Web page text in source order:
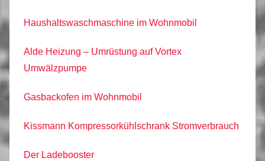
Haushaltswaschmaschine im Wohnmobil
Alde Heizung – Umrüstung auf Vortex
Umwälzpumpe
Gasbackofen im Wohnmobil
Kissmann Kompressorkühlschrank Stromverbrauch
Der Ladebooster